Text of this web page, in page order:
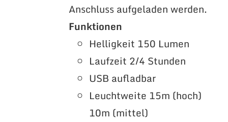
Anschluss aufgeladen werden.
Funktionen
Helligkeit 150 Lumen
Laufzeit 2/4 Stunden
USB aufladbar
Leuchtweite 15m (hoch)
10m (mittel)